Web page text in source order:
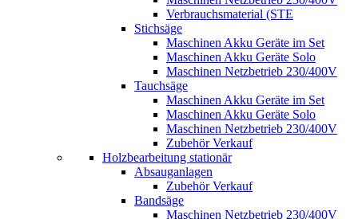
Verbrauchsmaterial (STE
Stichsäge
Maschinen Akku Geräte im Set
Maschinen Akku Geräte Solo
Maschinen Netzbetrieb 230/400V
Tauchsäge
Maschinen Akku Geräte im Set
Maschinen Akku Geräte Solo
Maschinen Netzbetrieb 230/400V
Zubehör Verkauf
Holzbearbeitung stationär
Absauganlagen
Zubehör Verkauf
Bandsäge
Maschinen Netzbetrieb 230/400V